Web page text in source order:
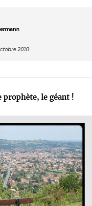
2010
le géant !